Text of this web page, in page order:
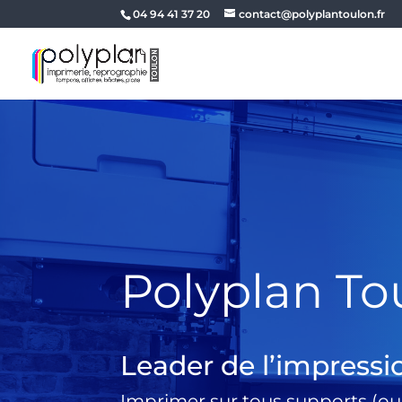
04 94 41 37 20 contact@polyplantoulon.fr
Polyplan
Leader de